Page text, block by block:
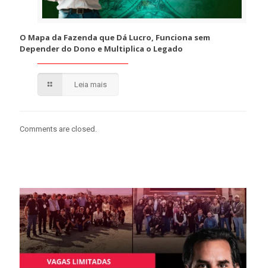
O Mapa da Fazenda que Dá Lucro, Funciona sem
Depender do Dono e Multiplica o Legado
Leia mais
Comments are closed.